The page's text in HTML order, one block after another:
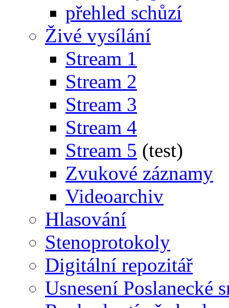
přehled schůzí
Živé vysílání
Stream 1
Stream 2
Stream 3
Stream 4
Stream 5 (test)
Zvukové záznamy
Videoarchiv
Hlasování
Stenoprotokoly
Digitální repozitář
Usnesení Poslanecké